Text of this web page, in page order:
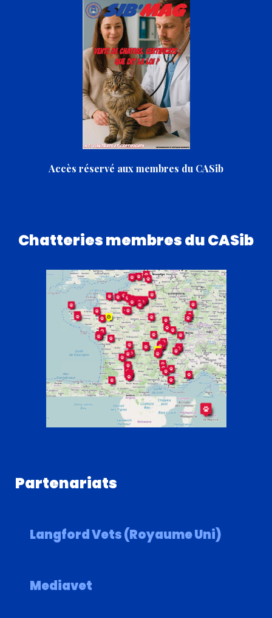
Accès réservé aux membres du CASib
Chatteries membres du CASib
Partenariats
Langford Vets (Royaume Uni)
Mediavet